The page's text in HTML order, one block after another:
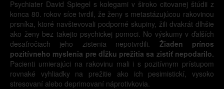
Psychiater David Spiegel s kolegami v široko citovanej štúdii z
konca 80. rokov síce tvrdil, že ženy s metastázujúcou rakovinou
prsníka, ktoré navštevovali podporné skupiny, žili dvakrát dlhšie
ako ženy bez takejto psychickej pomoci. No výskumy v ďalších
desaťročiach jeho zistenia nepotvrdili. Žiaden prínos
pozitívneho myslenia pre dĺžku prežitia sa zistiť nepodarilo.
Pacienti umierajúci na rakovinu mali i s pozitívnym prístupom
rovnaké vyhliadky na prežitie ako ich pesimistickí, vysoko
stresovaní alebo deprimovaní náprotivkovia.